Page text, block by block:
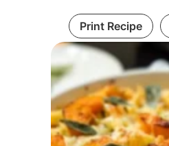
Print Recipe